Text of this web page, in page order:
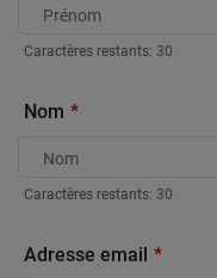
Caractères restants: 30
Nom
Caractères restants: 30
Adresse email